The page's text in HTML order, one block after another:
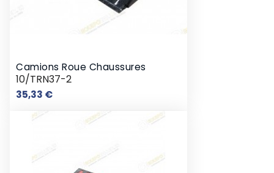
Camions Roue Chaussures
10/TRN37-2
35,33 €Prix